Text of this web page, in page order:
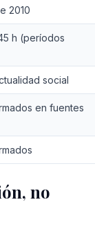
2010
h (períodos
social
en fuentes
no